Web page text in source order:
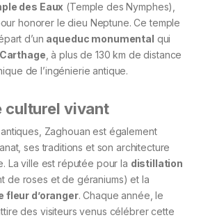
des Eaux (Temple des Nymphes),
honorer le dieu Neptune. Ce temple
d’un aqueduc monumental qui
Carthage , à plus de 130 km de distance
de l’ingénierie antique.
culturel vivant
Zaghouan est également
ses traditions et son architecture
La ville est réputée pour la distillation
de roses et de géraniums) et la
fleur d’oranger. Chaque année, le
des visiteurs venus célébrer cette